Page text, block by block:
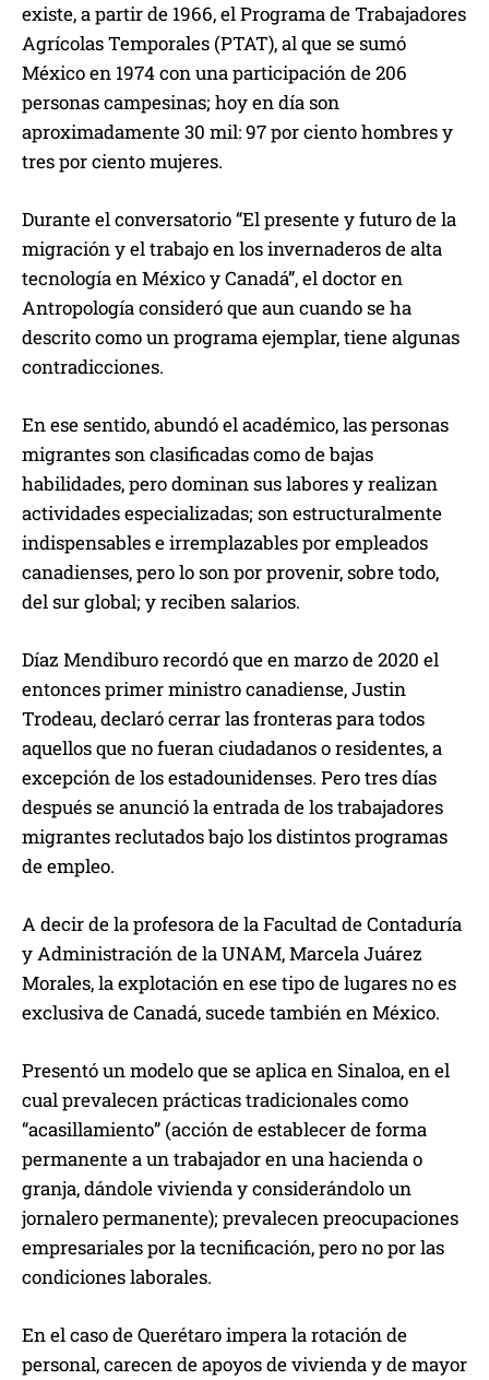
existe, a partir de 1966, el Programa de Trabajadores
Agrícolas Temporales (PTAT), al que se sumó
México en 1974 con una participación de 206
personas campesinas; hoy en día son
aproximadamente 30 mil: 97 por ciento hombres y
tres por ciento mujeres.
Durante el conversatorio “El presente y futuro de la
migración y el trabajo en los invernaderos de alta
tecnología en México y Canadá”, el doctor en
Antropología consideró que aun cuando se ha
descrito como un programa ejemplar, tiene algunas
contradicciones.
En ese sentido, abundó el académico, las personas
migrantes son clasificadas como de bajas
habilidades, pero dominan sus labores y realizan
actividades especializadas; son estructuralmente
indispensables e irremplazables por empleados
canadienses, pero lo son por provenir, sobre todo,
del sur global; y reciben salarios.
Díaz Mendiburo recordó que en marzo de 2020 el
entonces primer ministro canadiense, Justin
Trodeau, declaró cerrar las fronteras para todos
aquellos que no fueran ciudadanos o residentes, a
excepción de los estadounidenses. Pero tres días
después se anunció la entrada de los trabajadores
migrantes reclutados bajo los distintos programas
de empleo.
A decir de la profesora de la Facultad de Contaduría
y Administración de la UNAM, Marcela Juárez
Morales, la explotación en ese tipo de lugares no es
exclusiva de Canadá, sucede también en México.
Presentó un modelo que se aplica en Sinaloa, en el
cual prevalecen prácticas tradicionales como
“acasillamiento” (acción de establecer de forma
permanente a un trabajador en una hacienda o
granja, dándole vivienda y considerándolo un
jornalero permanente); prevalecen preocupaciones
empresariales por la tecnificación, pero no por las
condiciones laborales.
En el caso de Querétaro impera la rotación de
personal, carecen de apoyos de vivienda y de mayor